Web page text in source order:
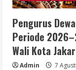
Pengurus
Periode
Wali Kota
Admin 7